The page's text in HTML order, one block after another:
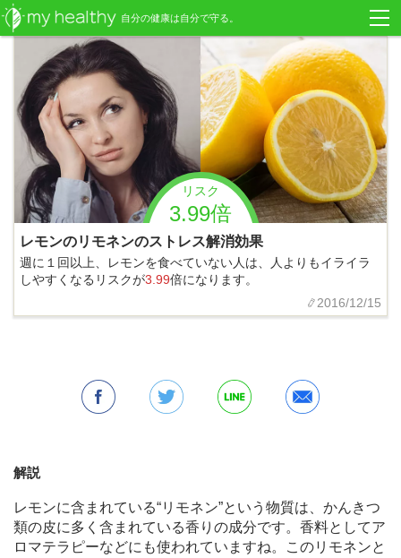
リスク
3.99倍
レモンのリモネンのストレス解消効果
週に１回以上、レモンを食べていない人は、人よりもイライラ
しやすくなるリスクが3.99倍になります。
2016/12/15
解説
レモンに含まれている“リモネン”という物質は、かんきつ
類の皮に多く含まれている香りの成分です。香料としてア
ロマテラピーなどにも使われていますね。このリモネンと
自分の健康は自分で守る。